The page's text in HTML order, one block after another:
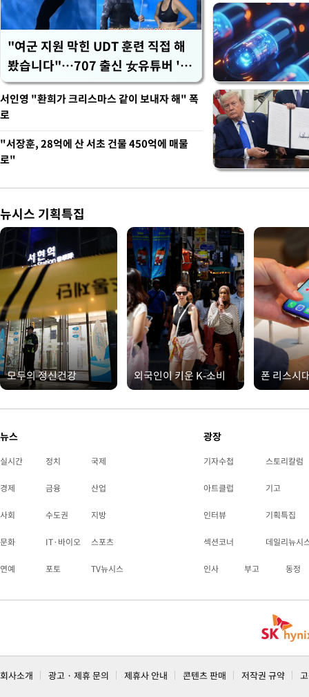
"여군 지원 막힌 UDT 훈련 직접 해
봤습니다"…707 출신 女유튜버 '완
벽 소화'
서인영 "환희가 크리스마스 같이 보내자 해" 폭
로
"서장훈, 28억에 산 서초 건물 450억에 매물
로"
뉴시스 기획특집
모두의 정신건강 외국인이 키운 K-소비 폰 리스시
뉴스
실시간 정치 국제
경제 금융 산업
사회 수도권 지방
문화 IT·바이오 스포츠
연예 포토 TV뉴시스
광장
기자수첩 스토리칼럼
아트클럽 기고
인터뷰 기획특집
섹션코너 데일리뉴시
인사 부고 동정
회사소개 광고 · 제휴 문의 제휴사 안내 콘텐츠 판매 저작권 규약